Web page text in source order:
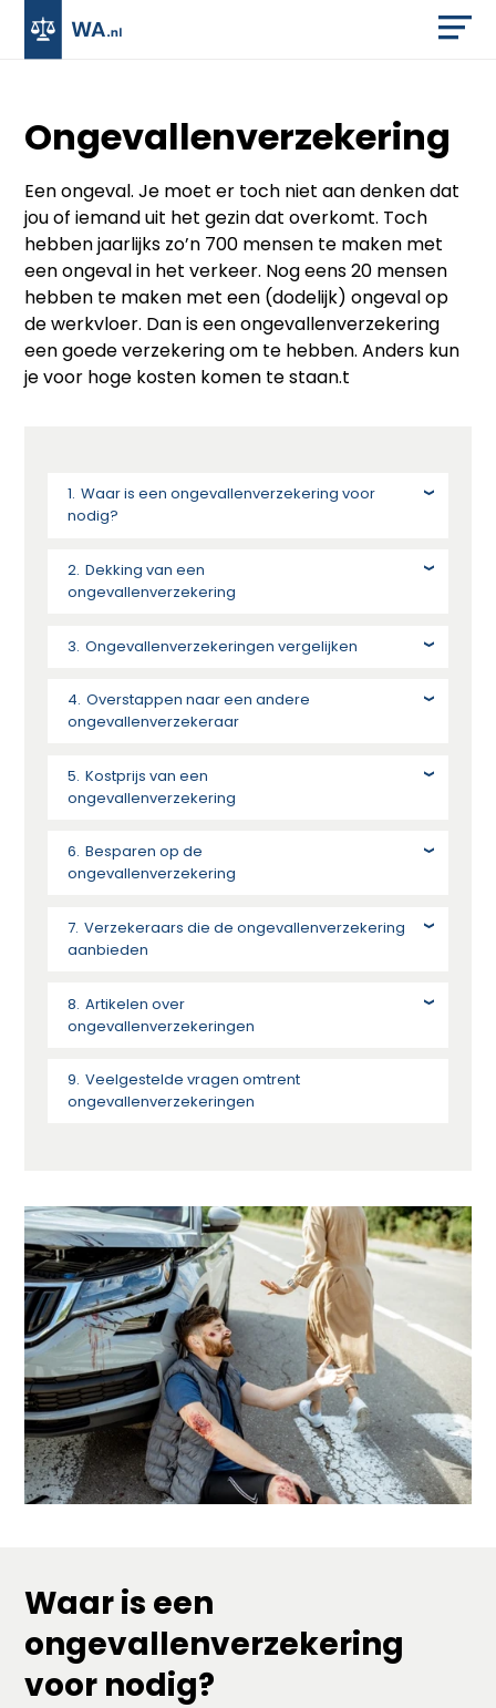
Ongevallenverzekering
Een ongeval. Je moet er toch niet aan denken dat
jou of iemand uit het gezin dat overkomt. Toch
hebben jaarlijks zo’n 700 mensen te maken met
een ongeval in het verkeer. Nog eens 20 mensen
hebben te maken met een (dodelijk) ongeval op
de werkvloer. Dan is een ongevallenverzekering
een goede verzekering om te hebben. Anders kun
je voor hoge kosten komen te staan.t
Waar is een ongevallenverzekering voor
nodig?
Dekking van een
ongevallenverzekering
Ongevallenverzekeringen vergelijken
Overstappen naar een andere
ongevallenverzekeraar
Kostprijs van een
ongevallenverzekering
Besparen op de
ongevallenverzekering
Verzekeraars die de ongevallenverzekering
aanbieden
Artikelen over
ongevallenverzekeringen
Veelgestelde vragen omtrent
ongevallenverzekeringen
Waar is een
ongevallenverzekering
voor nodig?